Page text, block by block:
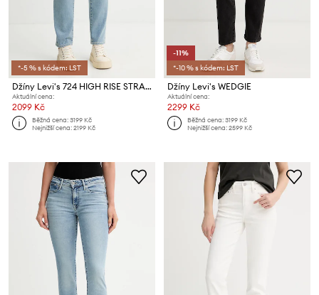
*-5 % s kódem: LST
Džíny Levi's 724 HIGH RISE STRAIGHT
Aktuální cena:
2099 Kč
Běžná cena:3199 Kč
Nejnižší cena:2199 Kč
-11%
*-10 % s kódem: LST
Džíny Levi's WEDGIE
Aktuální cena:
2299 Kč
Běžná cena:3199 Kč
Nejnižší cena:2599 Kč